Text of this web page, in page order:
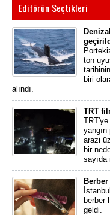
Editörün Seçtikleri
ton
biri
alındı.
TRT
arazi
bir
berber
geldi.